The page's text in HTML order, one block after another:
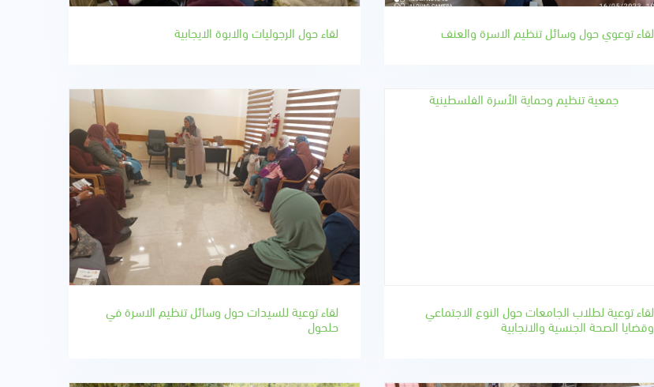
لقاء توعوي حول وسائل تنظيم الاسرة والعنف لقاء حول الرجوليات والابوة الايجابية
لقاء توعية لطلاب الجامعات حول النوع الاجتماعي
وقضايا الصحة الجنسية والانجابية
لقاء توعية للسيدات حول وسائل تنظيم الاسرة في
حلحول